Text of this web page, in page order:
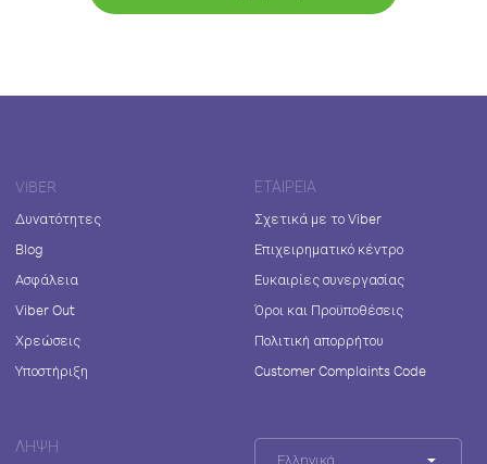
VIBER
Δυνατότητες
Blog
Ασφάλεια
Viber Out
Χρεώσεις
Υποστήριξη
ΕΤΑΙΡΕΊΑ
Σχετικά με το Viber
Επιχειρηματικό κέντρο
Ευκαιρίες συνεργασίας
Όροι και Προϋποθέσεις
Πολιτική απορρήτου
Customer Complaints Code
ΛΉΨΗ
Ελληνικά